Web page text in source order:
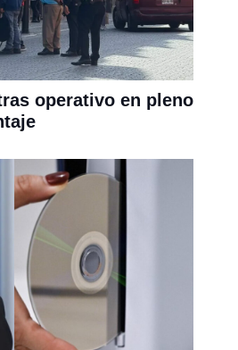
operativo en pleno